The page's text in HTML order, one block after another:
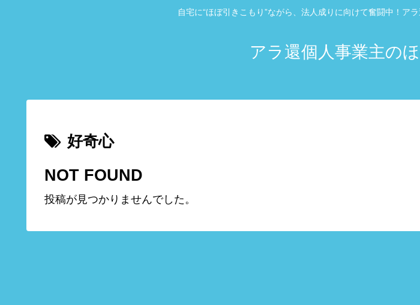
自宅に“ほぼ引きこもり”ながら、法人成りに向けて奮闘中！ア
アラ還個人事業主の
好奇心
NOT FOUND
投稿が見つかりませんでした。